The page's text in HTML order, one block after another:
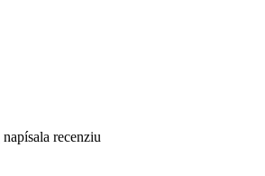
napísala recenziu